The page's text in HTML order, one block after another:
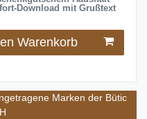
Download mit Grußtext
Warenkorb
Marken der Bütic